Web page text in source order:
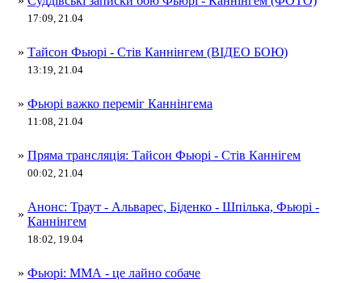
17:09, 21.04
» Тайсон Фьюрі - Стів Каннінгем (ВІДЕО БОЮ)
13:19, 21.04
» Фьюрі важко переміг Каннінгема
11:08, 21.04
» Пряма трансляція: Тайсон Фьюрі - Стів Каннігем
00:02, 21.04
»
Анонс: Траут - Альварес, Біденко - Шпілька, Фьюрі -
Каннінгем
18:02, 19.04
» Фьюрі: ММА - це лайно собаче